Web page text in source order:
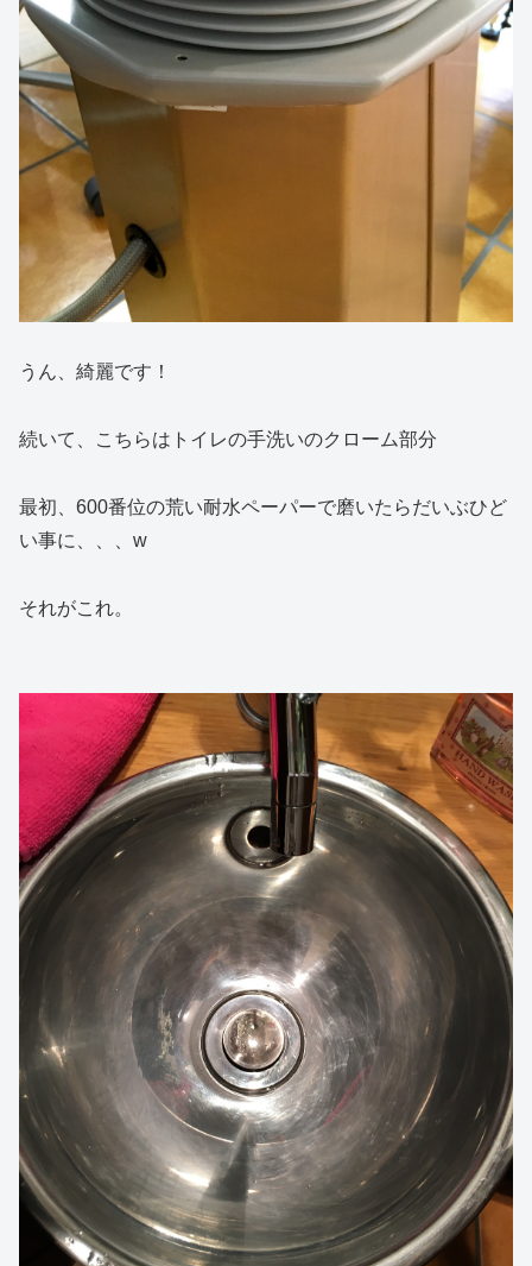
うん、綺麗です！
続いて、こちらはトイレの手洗いのクローム部分
最初、600番位の荒い耐水ペーパーで磨いたらだいぶひど
い事に、、、w
それがこれ。